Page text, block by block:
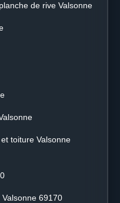
de rive Valsonne
toiture Valsonne
69170